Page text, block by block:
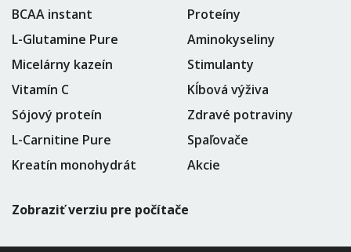
BCAA instant
L-Glutamine Pure
Micelárny kazeín
Vitamín C
Sójový proteín
L-Carnitine Pure
Kreatín monohydrát
Proteíny
Aminokyseliny
Stimulanty
Kĺbová výživa
Zdravé potraviny
Spaľovače
Akcie
Zobraziť verziu pre počítače